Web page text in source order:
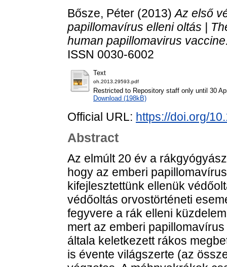
Bősze, Péter (2013)Az első
papillomavírus elleni oltás |
human papillomavirus
ISSN 0030-6002
Text
oh.2013.29593.pdf
Restricted to Repository staff only until 30
Download (198kB)
Official URL: https://doi.org/
Abstract
Az elmúlt 20 év a
hogy az emberi
kifejlesztettünk ellenük
védőoltás orvostörténeti
fegyvere a rák elleni
mert az emberi
általa keletkezett rákos
is évente világszerte (az